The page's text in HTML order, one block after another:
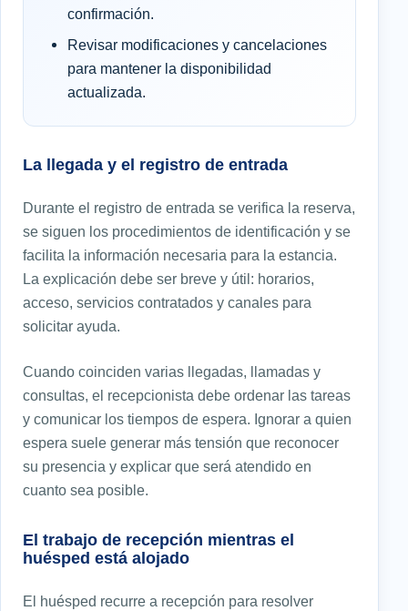
confirmación.
Revisar modificaciones y cancelaciones
para mantener la disponibilidad
actualizada.
La llegada y el registro de entrada
Durante el registro de entrada se verifica la reserva,
se siguen los procedimientos de identificación y se
facilita la información necesaria para la estancia.
La explicación debe ser breve y útil: horarios,
acceso, servicios contratados y canales para
solicitar ayuda.
Cuando coinciden varias llegadas, llamadas y
consultas, el recepcionista debe ordenar las tareas
y comunicar los tiempos de espera. Ignorar a quien
espera suele generar más tensión que reconocer
su presencia y explicar que será atendido en
cuanto sea posible.
El trabajo de recepción mientras el
huésped está alojado
El huésped recurre a recepción para resolver